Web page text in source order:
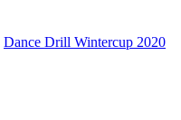
Dance Drill Wintercup 2020